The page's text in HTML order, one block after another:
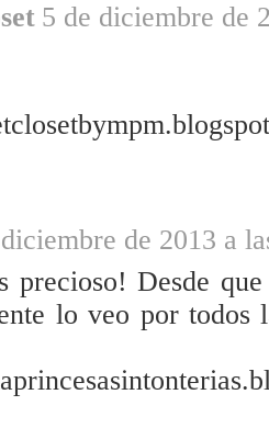
5 de diciembre de
de 2013 a
precioso! Desde
lo veo por todos